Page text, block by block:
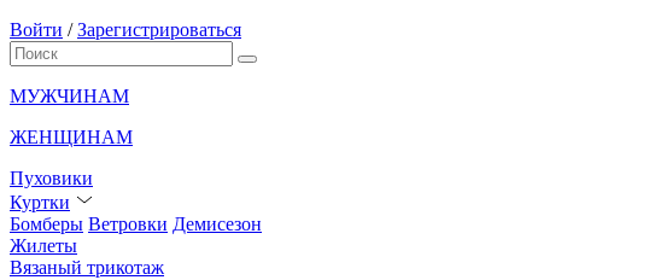
Войти /Зарегистрироваться
МУЖЧИНАМ
ЖЕНЩИНАМ
Пуховики
Куртки
Бомберы Ветровки Демисезон
Жилеты
Вязаный трикотаж